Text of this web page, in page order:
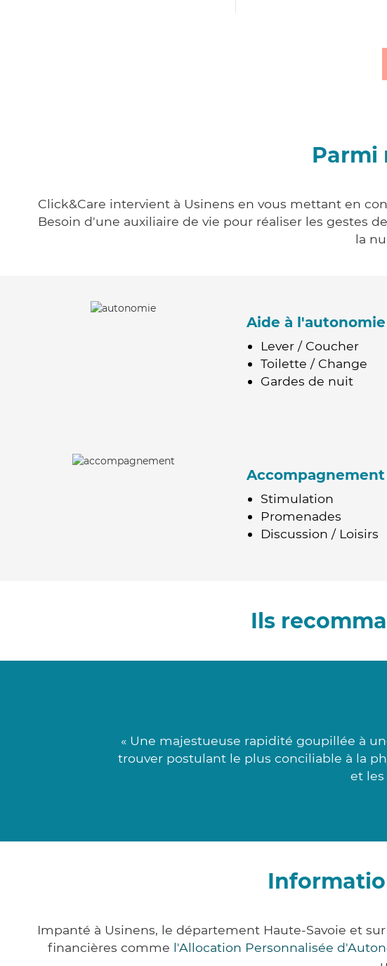
Parmi
Click&Care intervient à Usinens en vous mettant en
Besoin d'une auxiliaire de vie pour réaliser les gestes
la
Aide à l'autonomie
Lever / Coucher
Toilette / Change
Gardes de nuit
Accompagnement
Stimulation
Promenades
Discussion / Loisirs
Ils
« Une majestueuse rapidité goupillée à
trouver postulant le plus conciliable à la
et les
Impanté à Usinens, le département Haute-Savoie et
financières comme l'Allocation Personnalisée